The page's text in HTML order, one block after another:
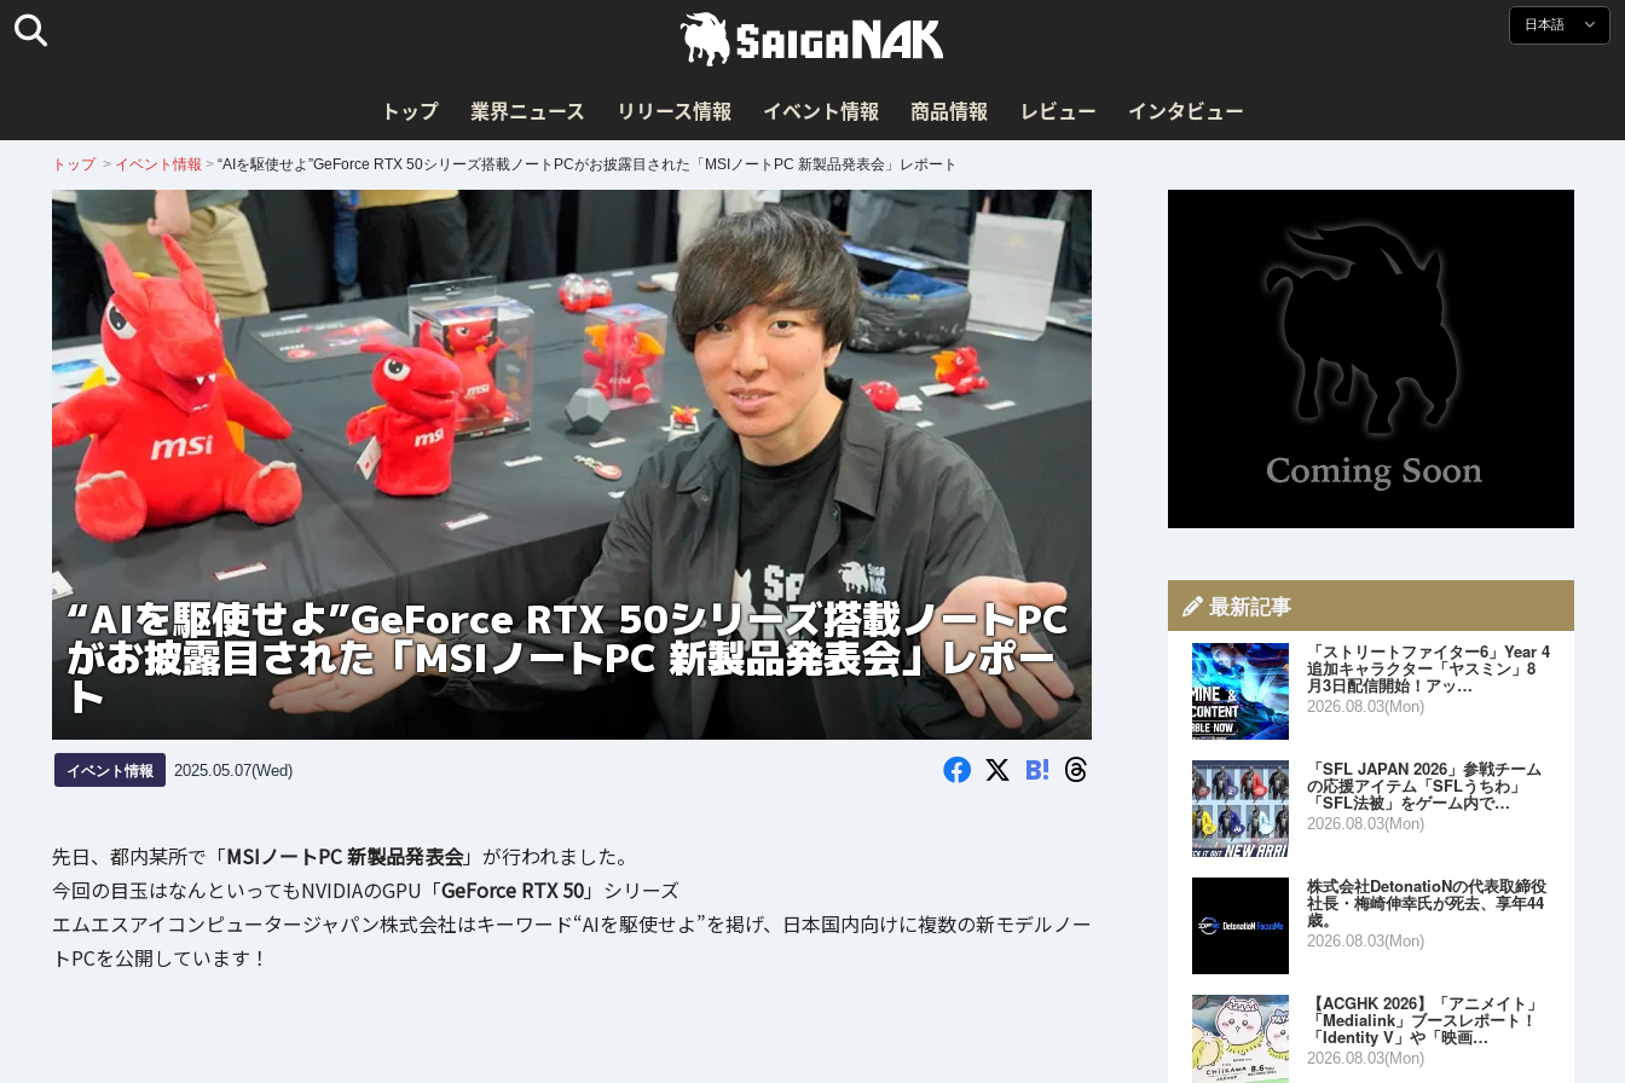
日本語
トップ 業界ニュース リリース情報 イベント情報 商品情報 レビュー インタビュー
トップ > イベント情報 > “AIを駆使せよ”GeForce RTX 50シリーズ搭載ノートPCがお披露目された「MSIノートPC 新製品発表会」レポート
“AIを駆使せよ”GeForce RTX 50シリーズ搭載ノートPC
がお披露目された「MSIノートPC 新製品発表会」レポー
ト
イベント情報 2025.05.07(Wed) B!
先日、都内某所で「MSIノートPC 新製品発表会」が行われました。
今回の目玉はなんといってもNVIDIAのGPU「GeForce RTX 50」シリーズ
エムエスアイコンピュータージャパン株式会社はキーワード“AIを駆使せよ”を掲げ、日本国内向けに複数の新モデルノー
トPCを公開しています！
最新記事
「ストリートファイター6」Year 4
追加キャラクター「ヤスミン」8
月3日配信開始！アッ…
2026.08.03(Mon)
「SFL JAPAN 2026」参戦チーム
の応援アイテム「SFLうちわ」
「SFL法被」をゲーム内で…
2026.08.03(Mon)
株式会社DetonatioNの代表取締役
社長・梅崎伸幸氏が死去、享年44
歳。
2026.08.03(Mon)
【ACGHK 2026】「アニメイト」
「Medialink」ブースレポート！
「Identity V」や「映画…
2026.08.03(Mon)